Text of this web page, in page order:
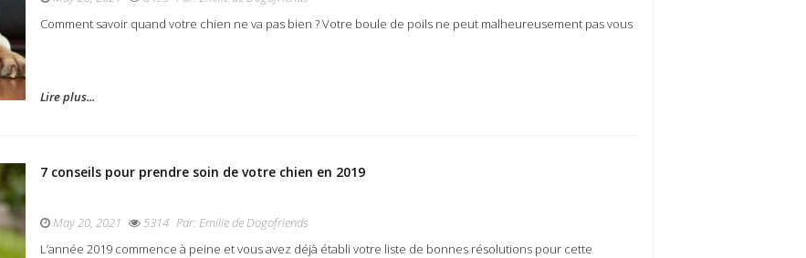
Comment savoir quand votre chien ne va pas bien ? Votre boule de poils ne peut malheureusement pas vous
Lire plus...
7 conseils pour prendre soin de votre chien en 2019
May 20, 2021 5314 Par:Emilie de Dogofriends
L’année 2019 commence à peine et vous avez déjà établi votre liste de bonnes résolutions pour cette